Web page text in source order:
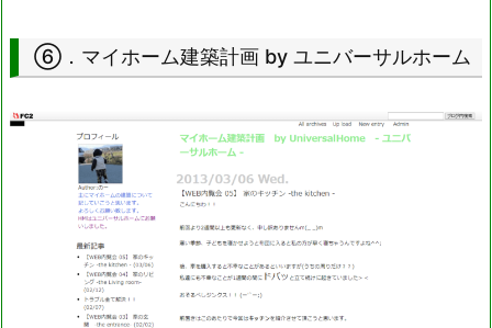
⑥．マイホーム建築計画 by ユニバーサルホーム